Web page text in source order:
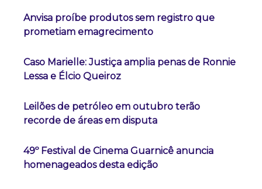
Anvisa proíbe produtos sem registro que
prometiam emagrecimento
Caso Marielle: Justiça amplia penas de Ronnie
Lessa e Élcio Queiroz
Leilões de petróleo em outubro terão
recorde de áreas em disputa
49º Festival de Cinema Guarnicê anuncia
homenageados desta edição